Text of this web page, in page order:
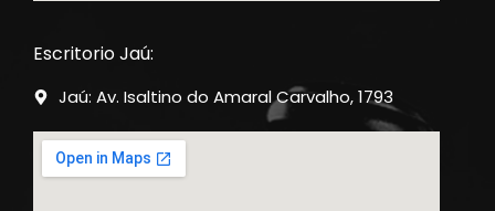
Escritorio Jaú:
Jaú: Av. Isaltino do Amaral Carvalho, 1793